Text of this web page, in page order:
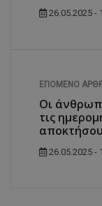
26.05.2025 -
ΕΠΌΜΕΝΟ
Οι
τις
26.05.2025 -